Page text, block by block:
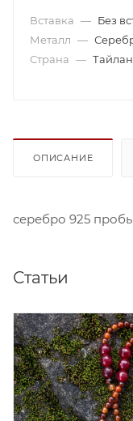
Вставка — Без
Металл —
Страна —
ОПИСАНИЕ
серебро 925
Статьи